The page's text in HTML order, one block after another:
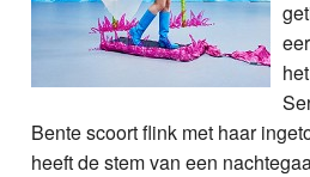
Bente scoort flink met haar
heeft de stem van een